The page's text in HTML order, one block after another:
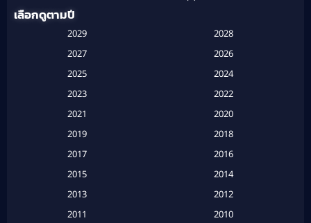
Based on a True Story สร้างจากเรื่องจริง(2)
Based on a True Story เรื่องจริง (16)
Based on a True Story เรื่องจริง (20)
เลือกดูตามปี
2029
2028
2027
2026
2025
2024
2023
2022
2021
2020
2019
2018
2017
2016
2015
2014
2013
2012
2011
2010